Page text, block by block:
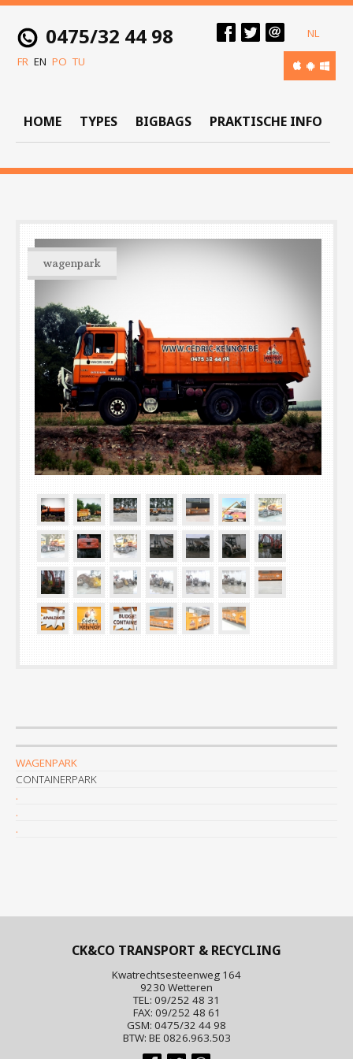
0475/32 44 98
NL
FR EN PO TU
HOME TYPES BIGBAGS PRAKTISCHE INFO
wagenpark
WAGENPARK
CONTAINERPARK
.
.
.
CK&CO TRANSPORT & RECYCLING
Kwatrechtsesteenweg 164
9230 Wetteren
TEL: 09/252 48 31
FAX: 09/252 48 61
GSM: 0475/32 44 98
BTW: BE 0826.963.503